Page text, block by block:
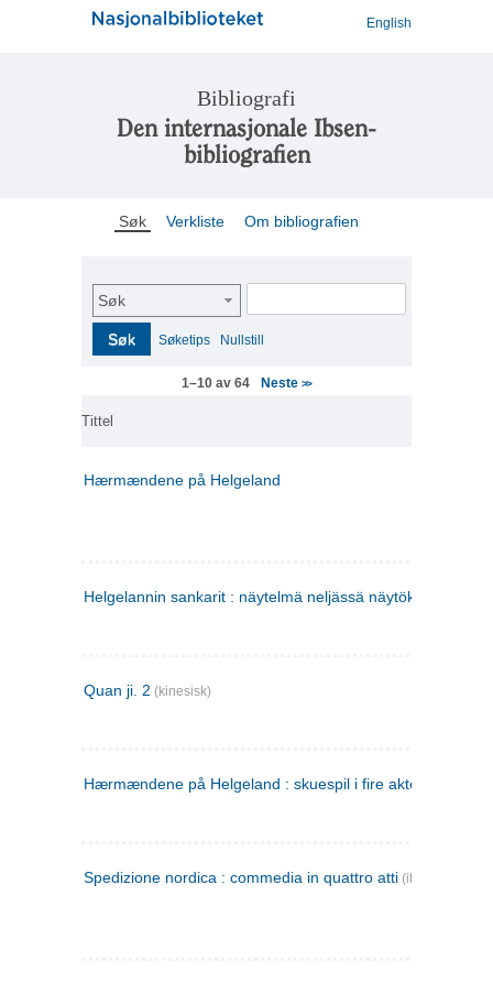
English
Bibliografi
Den internasjonale Ibsen-
bibliografien
Søk Verkliste Om bibliografien
Søk
Søk Søketips Nullstill
1–10 av 64 Neste>>
Tittel
Hærmændene på Helgeland
Helgelannin sankarit : näytelmä neljässä näytöksessä
Quan ji. 2 (kinesisk)
Hærmændene på Helgeland : skuespil i fire akter
Spedizione nordica : commedia in quattro atti (italiensk)